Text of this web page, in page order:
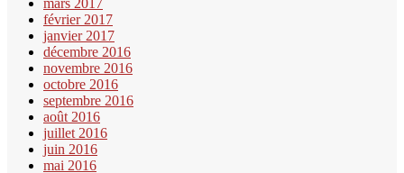
mars 2017
février 2017
janvier 2017
décembre 2016
novembre 2016
octobre 2016
septembre 2016
août 2016
juillet 2016
juin 2016
mai 2016